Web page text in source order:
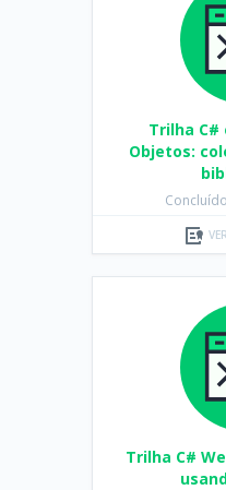
Trilha C#
Objetos:
Trilha C#